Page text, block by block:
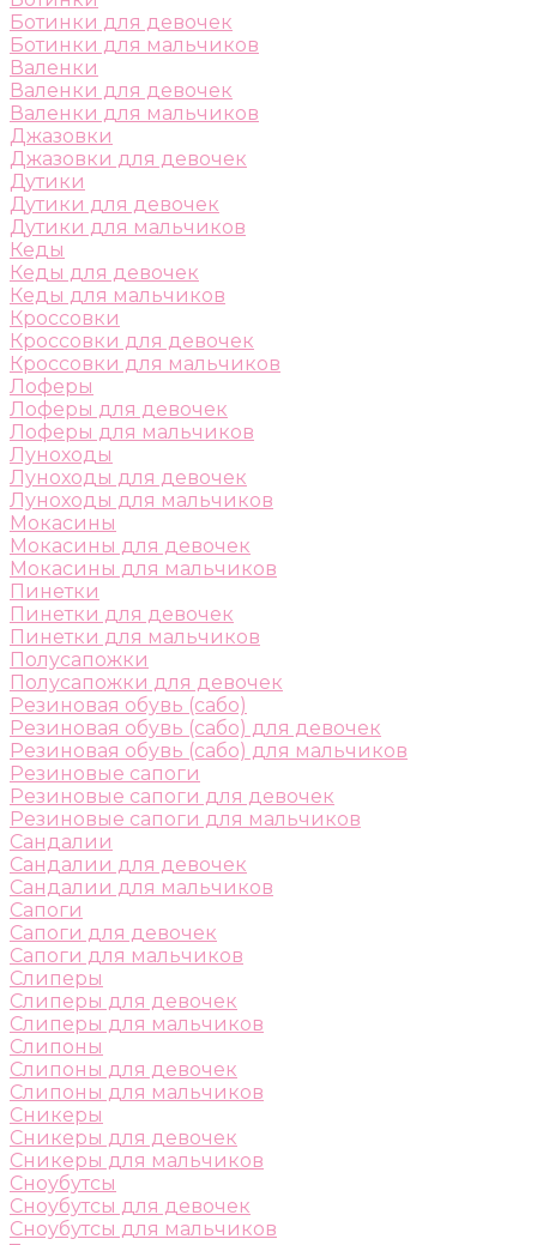
Ботинки для девочек
Ботинки для мальчиков
Валенки
Валенки для девочек
Валенки для мальчиков
Джазовки
Джазовки для девочек
Дутики
Дутики для девочек
Дутики для мальчиков
Кеды
Кеды для девочек
Кеды для мальчиков
Кроссовки
Кроссовки для девочек
Кроссовки для мальчиков
Лоферы
Лоферы для девочек
Лоферы для мальчиков
Луноходы
Луноходы для девочек
Луноходы для мальчиков
Мокасины
Мокасины для девочек
Мокасины для мальчиков
Пинетки
Пинетки для девочек
Пинетки для мальчиков
Полусапожки
Полусапожки для девочек
Резиновая обувь (сабо)
Резиновая обувь (сабо) для девочек
Резиновая обувь (сабо) для мальчиков
Резиновые сапоги
Резиновые сапоги для девочек
Резиновые сапоги для мальчиков
Сандалии
Сандалии для девочек
Сандалии для мальчиков
Сапоги
Сапоги для девочек
Сапоги для мальчиков
Слиперы
Слиперы для девочек
Слиперы для мальчиков
Слипоны
Слипоны для девочек
Слипоны для мальчиков
Сникеры
Сникеры для девочек
Сникеры для мальчиков
Сноубутсы
Сноубутсы для девочек
Сноубутсы для мальчиков